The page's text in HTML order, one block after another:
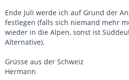
Ende Juli werde ich auf Grund der
festlegen (falls sich niemand mehr
wieder in die Alpen, sonst ist
Alternative).
Grüsse aus der Schweiz
Hermann